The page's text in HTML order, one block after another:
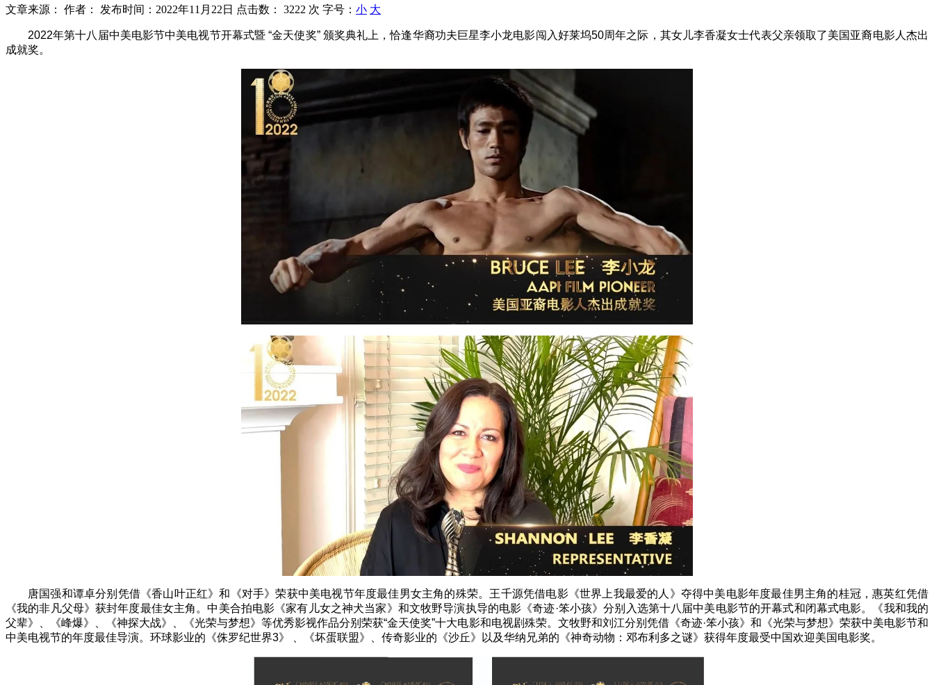
文章来源： 作者： 发布时间：2022年11月22日 点击数： 3222 次 字号： 小 大
2022年第十八届中美电影节中美电视节开幕式暨 “金天使奖” 颁奖典礼上，恰逢华裔功夫巨星李小龙电影闯入好莱坞50周年之际，其女儿李香凝女士代表父亲领取了美国亚裔电影人杰出
成就奖。
唐国强和谭卓分别凭借《香山叶正红》和《对手》荣获中美电视节年度最佳男女主角的殊荣。王千源凭借电影《世界上我最爱的人》夺得中美电影年度最佳男主角的桂冠，惠英红凭借
《我的非凡父母》获封年度最佳女主角。中美合拍电影《家有儿女之神犬当家》和文牧野导演执导的电影《奇迹·笨小孩》分别入选第十八届中美电影节的开幕式和闭幕式电影。《我和我的
父辈》、《峰爆》、《神探大战》、《光荣与梦想》等优秀影视作品分别荣获“金天使奖”十大电影和电视剧殊荣。文牧野和刘江分别凭借《奇迹·笨小孩》和《光荣与梦想》荣获中美电影节和
中美电视节的年度最佳导演。环球影业的《侏罗纪世界3》 、《坏蛋联盟》、传奇影业的《沙丘》以及华纳兄弟的《神奇动物：邓布利多之谜》获得年度最受中国欢迎美国电影奖。